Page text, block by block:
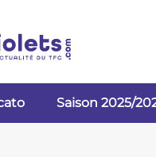
Saison 2025/